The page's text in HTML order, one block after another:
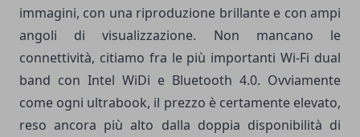
immagini, con una riproduzione brillante e con ampi
angoli di visualizzazione. Non mancano le
connettività, citiamo fra le più importanti Wi-Fi dual
band con Intel WiDi e Bluetooth 4.0. Ovviamente
come ogni ultrabook, il prezzo è certamente elevato,
reso ancora più alto dalla doppia disponibilità di